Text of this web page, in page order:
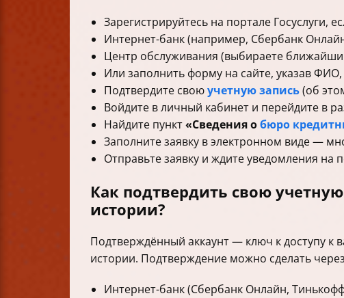
Зарегистрируйтесь на портале Госуслуги,
Интернет-банк (например, Сбербанк
Центр обслуживания (выбираете
Или заполнить форму на сайте, указав
Подтвердите своюучетную запись(об
Войдите в личный кабинет и перейдите в
Найдите пункт«Сведения обюро
Заполните заявку в электронном виде —
Отправьте заявку и ждите уведомления на
Как подтвердить свою
истории?
Подтверждённый аккаунт — ключ к доступу к
истории. Подтверждение можно сделать
Интернет-банк (Сбербанк Онлайн,